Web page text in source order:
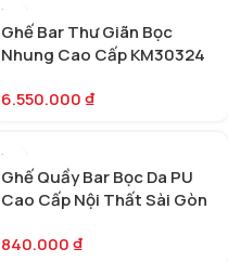
Ghế Bar Thư Giãn Bọc
Nhung Cao Cấp KM30324
6.550.000₫
Ghế Quầy Bar Bọc Da PU
Cao Cấp Nội Thất Sài Gòn
840.000₫